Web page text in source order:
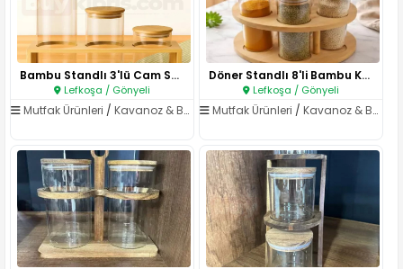
Bambu Standlı 3'lü Cam Saklama..
Lefkoşa / Gönyeli
Mutfak Ürünleri / Kavanoz & Baharatlıklar
Döner Standlı 8'li Bambu Kapak..
Lefkoşa / Gönyeli
Mutfak Ürünleri /Kavanoz & Baharatlıklar